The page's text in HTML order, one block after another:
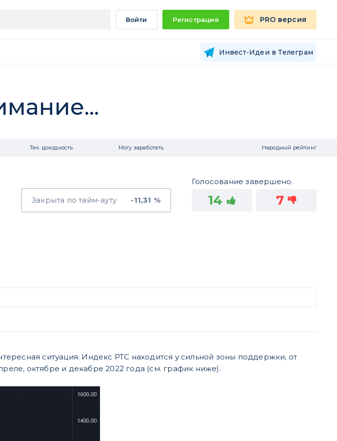
Войти Регистрация PRO версия
Инвест-Идеи в Телеграм
Тек. доходность Могу заработать Народный рейтинг
Закрыта по тайм-ауту -11,31 %
Голосование завершено.
14 7
ситуация. Индекс РТС находится у сильной зоны поддержки, от
октябре и декабре 2022 года (см. график ниже).